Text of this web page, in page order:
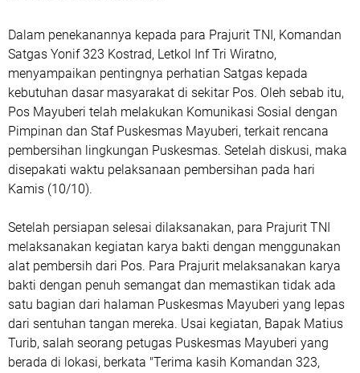
Dalam penekanannya kepada para Prajurit TNI, Komandan
Satgas Yonif 323 Kostrad, Letkol Inf Tri Wiratno,
menyampaikan pentingnya perhatian Satgas kepada
kebutuhan dasar masyarakat di sekitar Pos. Oleh sebab itu,
Pos Mayuberi telah melakukan Komunikasi Sosial dengan
Pimpinan dan Staf Puskesmas Mayuberi, terkait rencana
pembersihan lingkungan Puskesmas. Setelah diskusi, maka
disepakati waktu pelaksanaan pembersihan pada hari
Kamis (10/10).
Setelah persiapan selesai dilaksanakan, para Prajurit TNI
melaksanakan kegiatan karya bakti dengan menggunakan
alat pembersih dari Pos. Para Prajurit melaksanakan karya
bakti dengan penuh semangat dan memastikan tidak ada
satu bagian dari halaman Puskesmas Mayuberi yang lepas
dari sentuhan tangan mereka. Usai kegiatan, Bapak Matius
Turib, salah seorang petugas Puskesmas Mayuberi yang
berada di lokasi, berkata "Terima kasih Komandan 323,